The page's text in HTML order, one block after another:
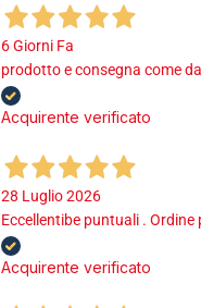
6 Giorni Fa
prodotto e consegna come
Acquirente verificato
28 Luglio 2026
Eccellentibe puntuali .
Acquirente verificato